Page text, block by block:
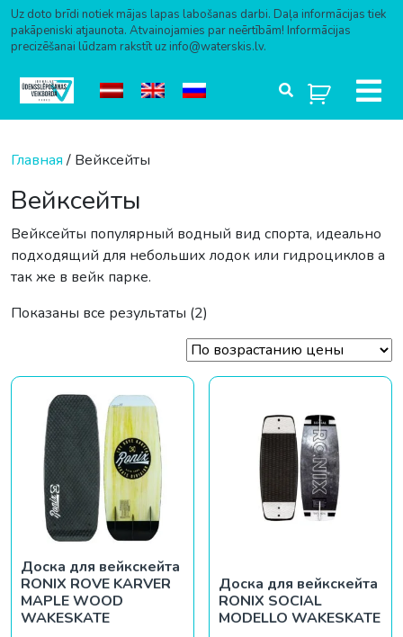
Uz doto brīdi notiek mājas lapas labošanas darbi. Daļa informācijas tiek
pakāpeniski atjaunota. Atvainojamies par neērtībām! Informācijas
precizēšanai lūdzam rakstīt uz info@waterskis.lv.
Главная/ Вейксейты
Вейксейты
Вейксейты популярный водный вид спорта, идеально
подходящий для небольших лодок или гидроциклов а
так же в вейк парке.
Показаны все результаты (2)
Доска для вейкскейта
RONIX ROVE KARVER
MAPLE WOOD
WAKESKATE
Доска для вейкскейта
RONIX SOCIAL
MODELLO WAKESKATE